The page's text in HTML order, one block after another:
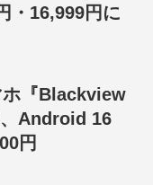
・16,999円に
ホ『Blackview
Android 16
円